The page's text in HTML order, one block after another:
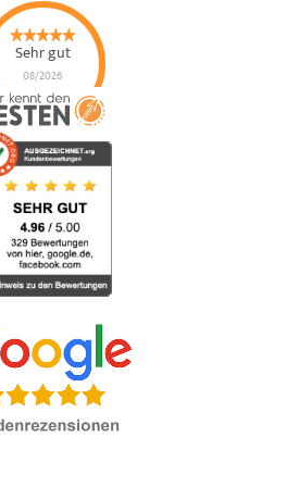
Sehr gut
08/2026
Happe
Sicherheitsdienste
GmbHhat4.93von5
Sternen |147Happe
Sicherheitsdienste
GmbHBewertungen
auf
werkenntdenBESTEN.de